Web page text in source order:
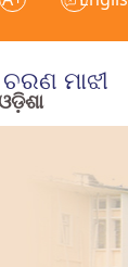
ମାଝୀ